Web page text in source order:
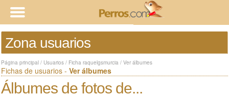
Zona usuarios
Página principal / Usuarios / Ficha raquelgsmurcia / Ver álbumes
Fichas de usuarios - Ver álbumes
Álbumes de fotos de...